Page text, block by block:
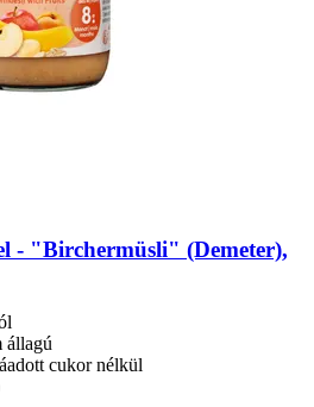
-​ "Birchermüsli" (Demeter),
állagú
cukor nélkül